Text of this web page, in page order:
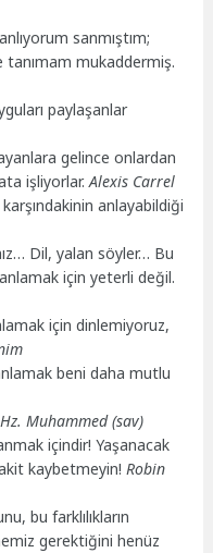
sanmıştım;
tanımam mukaddermiş.
paylaşanlar
gelince onlardan
işliyorlar.Alexis Carrel
anlayabildiği
Dil, yalan söyler… Bu
için yeterli değil.
için dinlemiyoruz,
beni daha mutlu
Hz. Muhammed (sav)
içindir! Yaşanacak
kaybetmeyin!Robin
bu farklılıkların
gerektiğini henüz